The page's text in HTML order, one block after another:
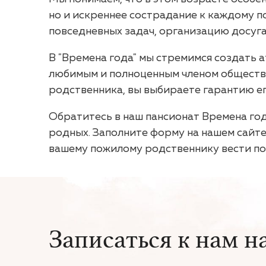
но и искреннее сострадание к каждому
повседневных задач, организацию
В "Времена года" мы стремимся создать
любимым и полноценным членом
родственника, вы выбираете гарантию
Обратитесь в наш пансионат Времена
родных. Заполните форму на нашем
вашему пожилому родственнику вести
Записаться к нам